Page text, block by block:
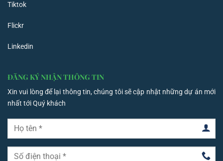
Tiktok
Flickr
Linkedin
ĐĂNG KÝ NHẬN THÔNG TIN
Xin vui lòng để lại thông tin, chúng tôi sẽ cập nhật những dự án mới
nhất tới Quý khách